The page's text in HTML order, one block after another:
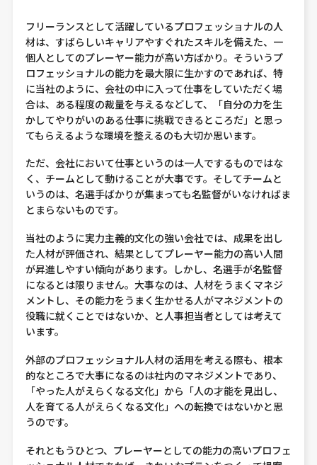
フリーランスとして活躍しているプロフェッショナルの人
材は、すばらしいキャリアやすぐれたスキルを備えた、一
個人としてのプレーヤー能力が高い方ばかり。そういうプ
ロフェッショナルの能力を最大限に生かすのであれば、特
に当社のように、会社の中に入って仕事をしていただく場
合は、ある程度の裁量を与えるなどして、「自分の力を生
かしてやりがいのある仕事に挑戦できるところだ」と思っ
てもらえるような環境を整えるのも大切か思います。
ただ、会社において仕事というのは一人でするものではな
く、チームとして動けることが大事です。そしてチームと
いうのは、名選手ばかりが集まっても名監督がいなければま
とまらないものです。
当社のように実力主義的文化の強い会社では、成果を出し
た人材が評価され、結果としてプレーヤー能力の高い人間
が昇進しやすい傾向があります。しかし、名選手が名監督
になるとは限りません。大事なのは、人材をうまくマネジ
メントし、その能力をうまく生かせる人がマネジメントの
役職に就くことではないか、と人事担当者としては考えて
います。
外部のプロフェッショナル人材の活用を考える際も、根本
的なところで大事になるのは社内のマネジメントであり、
「やった人がえらくなる文化」から「人の才能を見出し、
人を育てる人がえらくなる文化」への転換ではないかと思
うのです。
それともうひとつ、プレーヤーとしての能力の高いプロフェ